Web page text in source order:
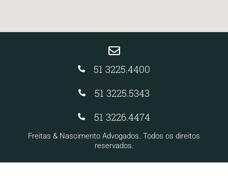
Freitas & Nascimento Advogados. Todos os direitos
reservados.
51 3225.4400
51 3225.5343
51 3226.4474